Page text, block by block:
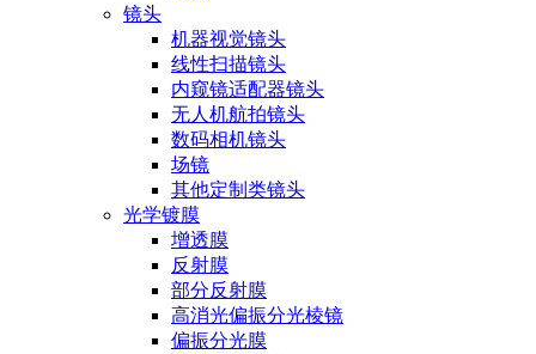
镜头
机器视觉镜头
线性扫描镜头
内窥镜适配器镜头
无人机航拍镜头
数码相机镜头
场镜
其他定制类镜头
光学镀膜
增透膜
反射膜
部分反射膜
高消光偏振分光棱镜
偏振分光膜